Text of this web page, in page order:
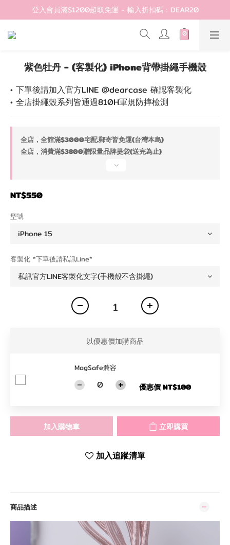
登入會員滿$1200超取免運 - 輸入折扣碼：DEAR20
登入會員滿$1200超取免運 - 輸入折扣碼：DEAR20
歡迎首購!滿1000全館95折! 新客領卷去~
紫色牡丹 - (客製化) iPhone背帶掛繩手機殼
• 下單後請加入官方LINE @dearcase 確認客製化
• 全店掛繩殼系列皆通過810H軍規防摔檢測
全店，全館滿$3000宅配.郵寄皆免運(台灣本島)
全店，消費滿$3800贈限量品牌提袋(送完為止)
NT$550
型號
客製化 *下單後請私訊Line*
以優惠價加購商品
MagSafe兼容
優惠價 NT$100
加入購物車 立即購買
加入追蹤清單
商品描述